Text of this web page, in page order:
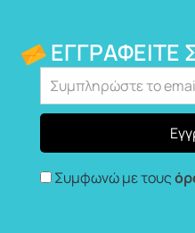
ΕΓΓΡΑΦΕΊΤΕ
Συμφωνώ με τους